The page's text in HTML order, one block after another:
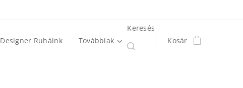
Designer Ruháink Továbbiak
Keresés
Kosár